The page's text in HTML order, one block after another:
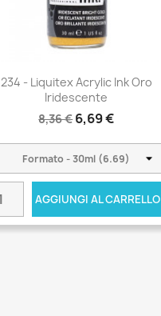
234 - Liquitex Acrylic Ink Oro
Iridescente
8,36 €6,69 €
AGGIUNGI AL CARRELLO